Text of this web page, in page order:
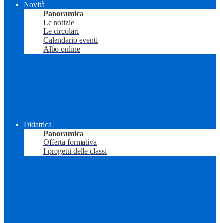
Novità
Panoramica
Le notizie
Le circolari
Calendario eventi
Albo online
Didattica
Panoramica
Offerta formativa
I progetti delle classi